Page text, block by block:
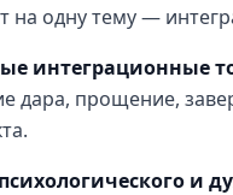
на одну тему —
интеграционные
дара, прощение,
и